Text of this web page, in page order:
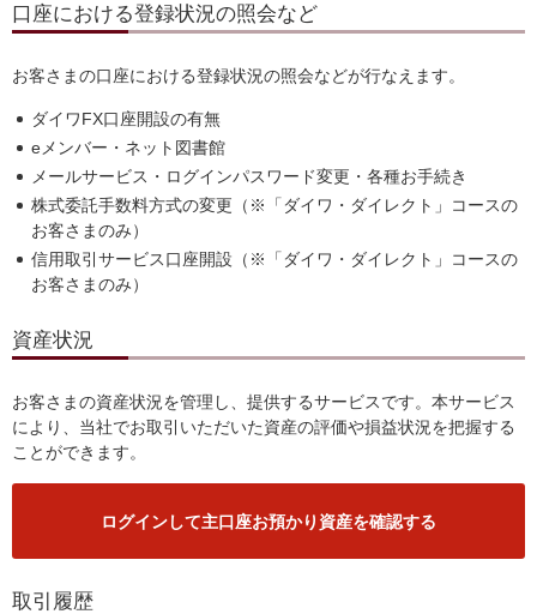
口座における登録状況の照会など
お客さまの口座における登録状況の照会などが行なえます。
ダイワFX口座開設の有無
eメンバー・ネット図書館
メールサービス・ログインパスワード変更・各種お手続き
株式委託手数料方式の変更（※「ダイワ・ダイレクト」コースの
お客さまのみ）
信用取引サービス口座開設（※「ダイワ・ダイレクト」コースの
お客さまのみ）
資産状況
お客さまの資産状況を管理し、提供するサービスです。本サービス
により、当社でお取引いただいた資産の評価や損益状況を把握する
ことができます。
ログインして主口座お預かり資産を確認する
取引履歴